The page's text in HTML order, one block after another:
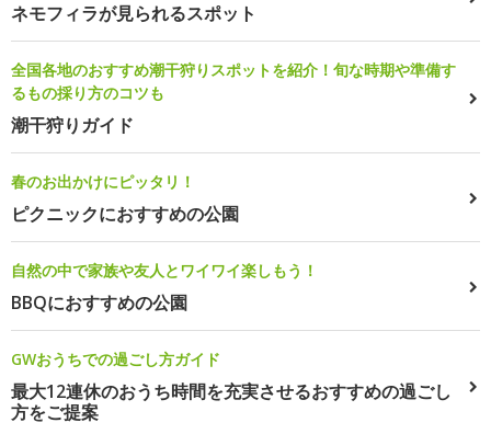
ネモフィラが見られるスポット
全国各地のおすすめ潮干狩りスポットを紹介！旬な時期や準備す
るもの採り方のコツも
潮干狩りガイド
春のお出かけにピッタリ！
ピクニックにおすすめの公園
自然の中で家族や友人とワイワイ楽しもう！
BBQにおすすめの公園
GWおうちでの過ごし方ガイド
最大12連休のおうち時間を充実させるおすすめの過ごし
方をご提案